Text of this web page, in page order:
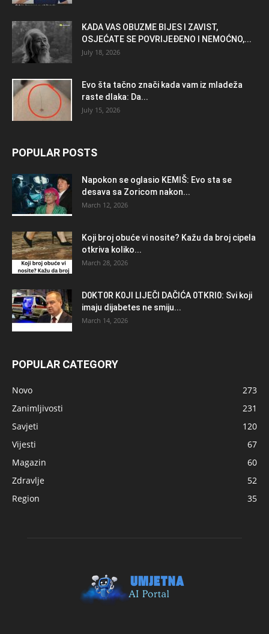
KADA VAS OBUZME BIJES I ZAVIST,
OSJEĆATE SE POVRIJEĐENO I NEMOĆNO,...
July 18, 2026
Evo šta tačno znači kada vam iz mladeža
raste dlaka: Da...
July 15, 2026
POPULAR POSTS
Napokon se oglasio KEMlŠ: Evo sta se
desava sa Zoricom nakon...
March 12, 2026
Koji broj obuće vi nosite? Kažu da broj cipela
otkriva koliko...
March 28, 2026
D0KT0R K0Jl LlJEČl DAČlĆA 0TKRl0: Svi koji
imaju dijabetes ne smiju...
March 14, 2026
POPULAR CATEGORY
Novo
273
Zanimljivosti
231
Savjeti
120
Vijesti
67
Magazin
60
Zdravlje
52
Region
35